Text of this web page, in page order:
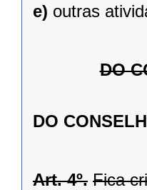
e) outras
DO
DO
Art. 4º. Fica